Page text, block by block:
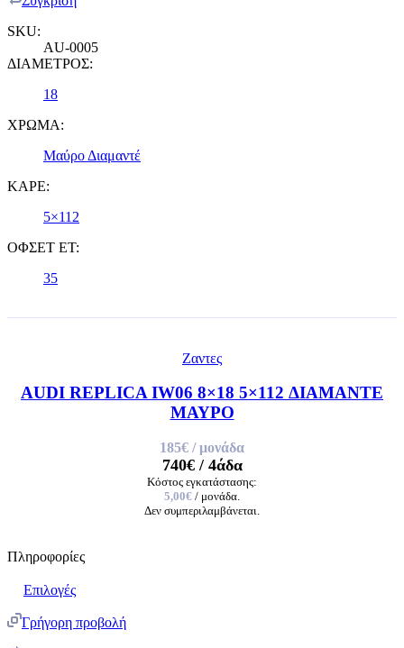
SKU:
AU-0005
ΔΙΑΜΕΤΡΟΣ:
18
ΧΡΩΜΑ:
Μαύρο Διαμαντέ
ΚΑΡΕ:
5×112
ΟΦΣΕΤ ET:
35
Ζαντες
AUDI REPLICA IW06 8×18 5×112 ΔΙΑΜΑΝΤΕ
ΜΑΥΡΟ
185€ / μονάδα
740€/ 4άδα
Κόστος εγκατάστασης:
5,00€ / μονάδα.
Δεν συμπεριλαμβάνεται.
Πληροφορίες
Επιλογές
Γρήγορη προβολή